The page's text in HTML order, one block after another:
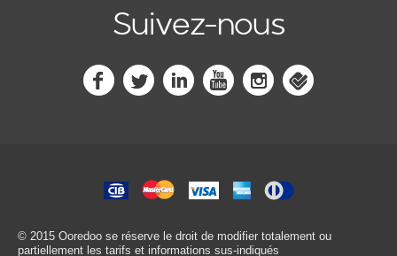
Suivez-nous
© 2015 Ooredoo se réserve le droit de modifier totalement ou
partiellement les tarifs et informations sus-indiqués